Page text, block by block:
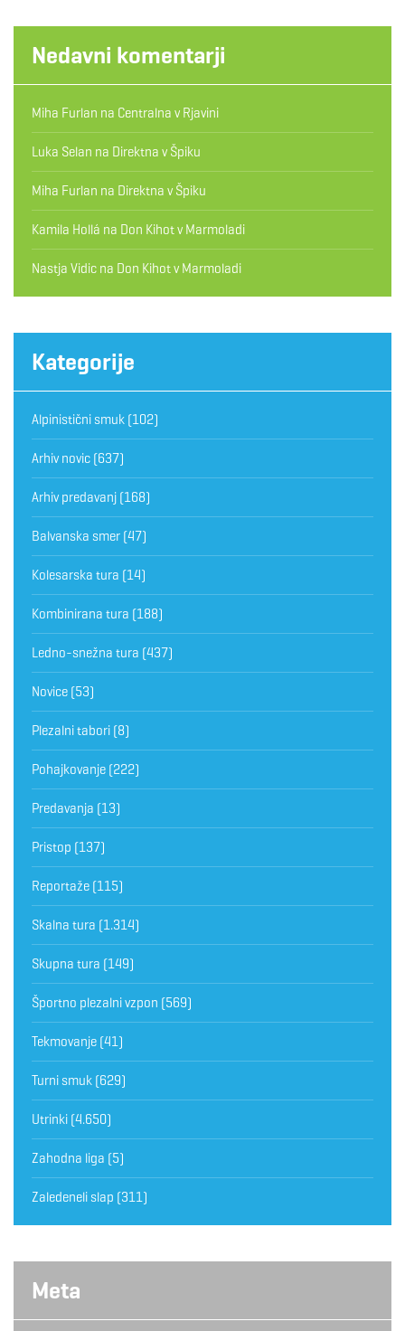
Nedavni komentarji
Miha Furlan na Centralna v Rjavini
Luka Selan na Direktna v Špiku
Miha Furlan na Direktna v Špiku
Kamila Hollá na Don Kihot v Marmoladi
Nastja Vidic na Don Kihot v Marmoladi
Kategorije
Alpinistični smuk (102)
Arhiv novic (637)
Arhiv predavanj (168)
Balvanska smer (47)
Kolesarska tura (14)
Kombinirana tura (188)
Ledno-snežna tura (437)
Novice (53)
Plezalni tabori (8)
Pohajkovanje (222)
Predavanja (13)
Pristop (137)
Reportaže (115)
Skalna tura (1.314)
Skupna tura (149)
Športno plezalni vzpon (569)
Tekmovanje (41)
Turni smuk (629)
Utrinki (4.650)
Zahodna liga (5)
Zaledeneli slap (311)
Meta